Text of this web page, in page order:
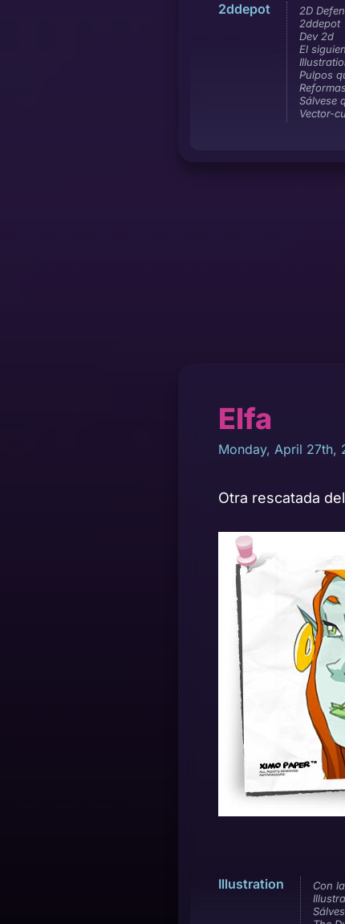
2ddepot
2D
2ddepot
Dev 2d
El
Pulpos
Sálvese
Vector-
Elfa
Monday, April 27th,
Otra rescatada
Illustration
Con